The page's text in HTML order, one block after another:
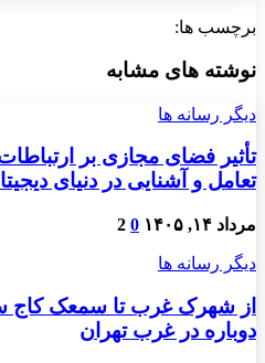
برچسب ها:
نوشته های مشابه
دیگر رسانه ها
تأثیر فضای مجازی بر
تعامل و آشنایی در دنیای
مرداد ۱۴, ۱۴۰۵ 0
2
دیگر رسانه ها
از شهرک غرب تا سمعک کاج
دوباره در غرب تهران